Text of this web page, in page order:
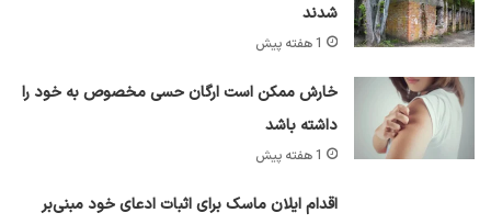
شدند
1 هفته پیش
خارش ممکن است ارگان حسی مخصوص به خود را
داشته باشد
1 هفته پیش
اقدام ایلان ماسک برای اثبات ادعای خود مبنی‌بر